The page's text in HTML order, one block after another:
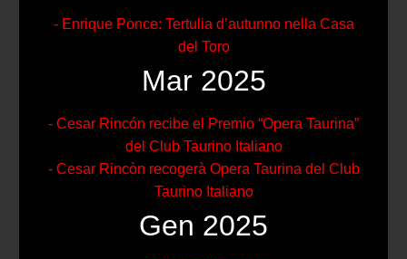
- Enrique Ponce: Tertulia d’autunno nella Casa
del Toro
Mar 2025
- Cesar Rincón recibe el Premio “Opera Taurina”
del Club Taurino Italiano
- Cesar Rincòn recogerà Opera Taurina del Club
Taurino Italiano
Gen 2025